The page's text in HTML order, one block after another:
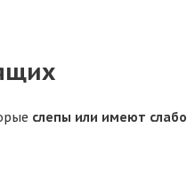
слепы или имеют